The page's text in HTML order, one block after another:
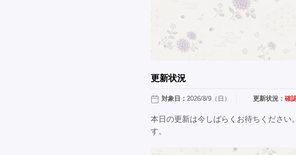
更新状況
対象日： 2026/8/9（日） 更新状況：確
本日の更新は今しばらくお待ちください。
す。